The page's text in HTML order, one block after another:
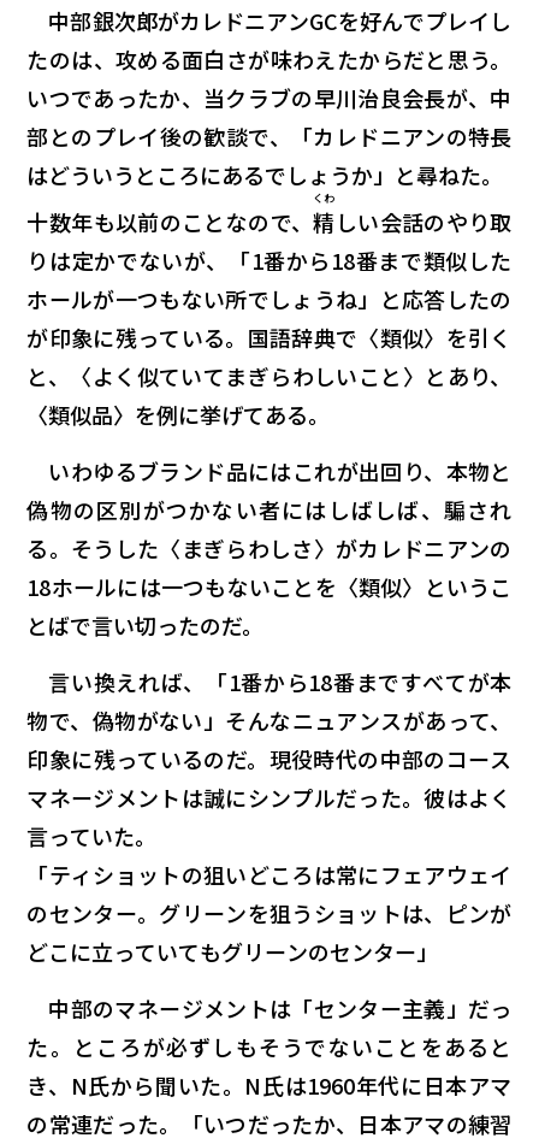
中部銀次郎がカレドニアンGCを好んでプレイし
たのは、攻める面白さが味わえたからだと思う。
いつであったか、当クラブの早川治良会長が、中
部とのプレイ後の歓談で、「カレドニアンの特長
はどういうところにあるでしょうか」と尋ねた。
十数年も以前のことなので、精
くわ
しい会話のやり取
りは定かでないが、「1番から18番まで類似した
ホールが一つもない所でしょうね」と応答したの
が印象に残っている。国語辞典で〈類似〉を引く
と、〈よく似ていてまぎらわしいこと〉とあり、
〈類似品〉を例に挙げてある。
いわゆるブランド品にはこれが出回り、本物と
偽物の区別がつかない者にはしばしば、騙され
る。そうした〈まぎらわしさ〉がカレドニアンの
18ホールには一つもないことを〈類似〉というこ
とばで言い切ったのだ。
言い換えれば、「1番から18番まですべてが本
物で、偽物がない」そんなニュアンスがあって、
印象に残っているのだ。現役時代の中部のコース
マネージメントは誠にシンプルだった。彼はよく
言っていた。
「ティショットの狙いどころは常にフェアウェイ
のセンター。グリーンを狙うショットは、ピンが
どこに立っていてもグリーンのセンター」
中部のマネージメントは「センター主義」だっ
た。ところが必ずしもそうでないことをあると
き、N氏から聞いた。N氏は1960年代に日本アマ
の常連だった。「いつだったか、日本アマの練習